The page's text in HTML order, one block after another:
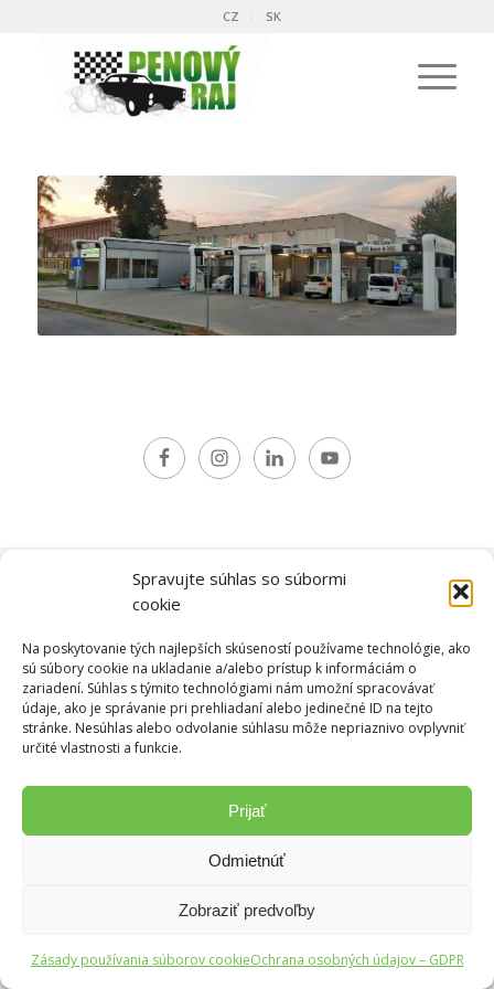
Spravujte súhlas so súbormi
cookie
Na poskytovanie tých najlepších skúseností používame technológie, ako
sú súbory cookie na ukladanie a/alebo prístup k informáciám o
zariadení. Súhlas s týmito technológiami nám umožní spracovávať
údaje, ako je správanie pri prehliadaní alebo jedinečné ID na tejto
stránke. Nesúhlas alebo odvolanie súhlasu môže nepriaznivo ovplyvniť
určité vlastnosti a funkcie.
Prijať
Odmietnúť
Zobraziť predvoľby
Zásady používania súborov cookieOchrana osobných údajov – GDPR
CZ SK
2020 © M&S GLOBWASH, a.s.